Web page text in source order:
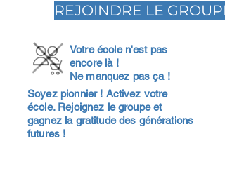
REJOINDRE LE GROUPE
Votre école n'est pas
encore là !
Ne manquez pas ça !
Soyez pionnier ! Activez votre
école. Rejoignez le groupe et
gagnez la gratitude des générations
futures !